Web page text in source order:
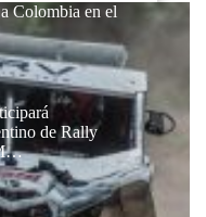
Colombia en el
de Rally